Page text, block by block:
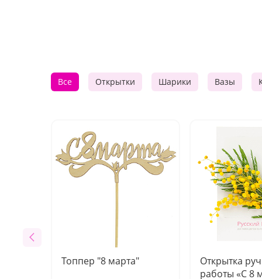
Все Открытки Шарики Вазы
Топпер "8 марта"
Открытка
работы «С 8